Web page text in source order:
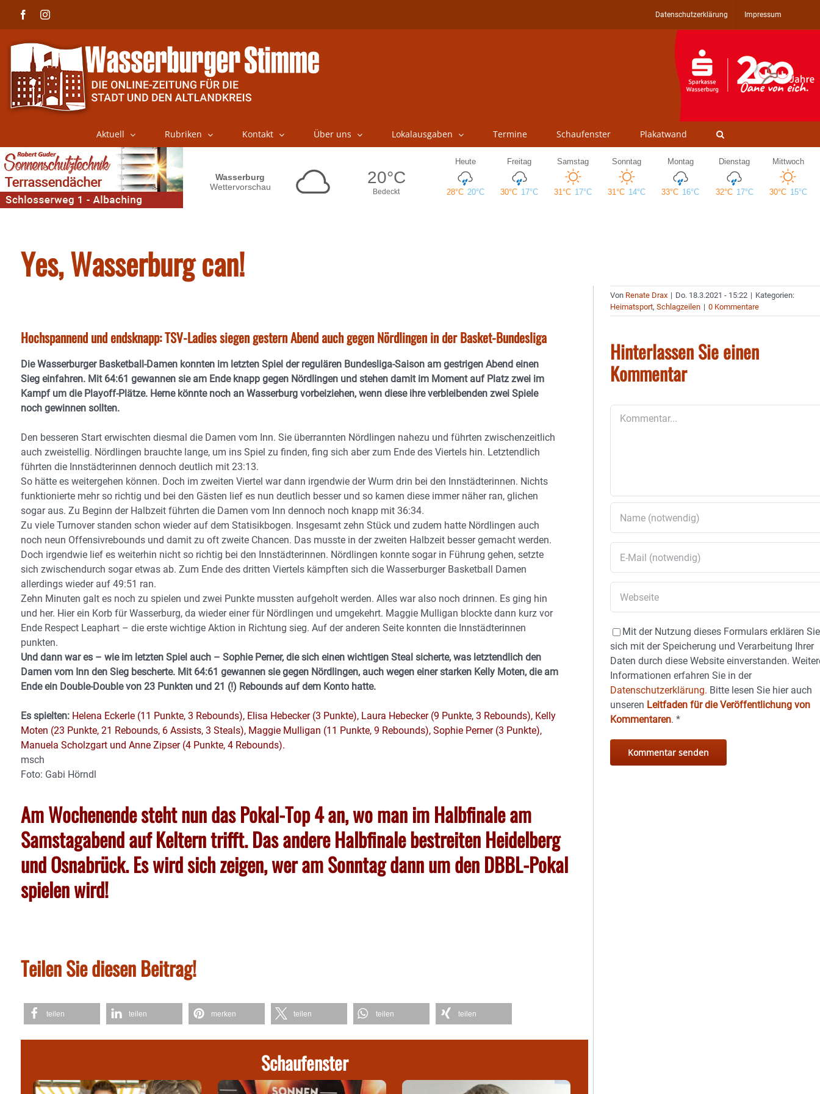
FacebookInstagram Datenschutzerklärung Impressum
Aktuell Rubriken Kontakt Über uns Lokalausgaben Termine Schaufenster Plakatwand
Yes, Wasserburg can!
Hochspannend und endsknapp: TSV-Ladies siegen gestern Abend auch gegen Nördlingen in der Basket-Bundesliga
Die Wasserburger Basketball-Damen konnten im letzten Spiel der regulären Bundesliga-Saison am gestrigen Abend einen
Sieg einfahren. Mit 64:61 gewannen sie am Ende knapp gegen Nördlingen und stehen damit im Moment auf Platz zwei im
Kampf um die Playoff-Plätze. Herne könnte noch an Wasserburg vorbeiziehen, wenn diese ihre verbleibenden zwei Spiele
noch gewinnen sollten.
Den besseren Start erwischten diesmal die Damen vom Inn. Sie überrannten Nördlingen nahezu und führten zwischenzeitlich
auch zweistellig. Nördlingen brauchte lange, um ins Spiel zu finden, fing sich aber zum Ende des Viertels hin. Letztendlich
führten die Innstädterinnen dennoch deutlich mit 23:13.
So hätte es weitergehen können. Doch im zweiten Viertel war dann irgendwie der Wurm drin bei den Innstädterinnen. Nichts
funktionierte mehr so richtig und bei den Gästen lief es nun deutlich besser und so kamen diese immer näher ran, glichen
sogar aus. Zu Beginn der Halbzeit führten die Damen vom Inn dennoch noch knapp mit 36:34.
Zu viele Turnover standen schon wieder auf dem Statisikbogen. Insgesamt zehn Stück und zudem hatte Nördlingen auch
noch neun Offensivrebounds und damit zu oft zweite Chancen. Das musste in der zweiten Halbzeit besser gemacht werden.
Doch irgendwie lief es weiterhin nicht so richtig bei den Innstädterinnen. Nördlingen konnte sogar in Führung gehen, setzte
sich zwischendurch sogar etwas ab. Zum Ende des dritten Viertels kämpften sich die Wasserburger Basketball Damen
allerdings wieder auf 49:51 ran.
Zehn Minuten galt es noch zu spielen und zwei Punkte mussten aufgeholt werden. Alles war also noch drinnen. Es ging hin
und her. Hier ein Korb für Wasserburg, da wieder einer für Nördlingen und umgekehrt. Maggie Mulligan blockte dann kurz vor
Ende Respect Leaphart – die erste wichtige Aktion in Richtung sieg. Auf der anderen Seite konnten die Innstädterinnen
punkten.
Und dann war es – wie im letzten Spiel auch – Sophie Perner, die sich einen wichtigen Steal sicherte, was letztendlich den
Damen vom Inn den Sieg bescherte. Mit 64:61 gewannen sie gegen Nördlingen, auch wegen einer starken Kelly Moten, die am
Ende ein Double-Double von 23 Punkten und 21 (!) Rebounds auf dem Konto hatte.
Es spielten: Helena Eckerle (11 Punkte, 3 Rebounds), Elisa Hebecker (3 Punkte), Laura Hebecker (9 Punkte, 3 Rebounds), Kelly
Moten (23 Punkte, 21 Rebounds, 6 Assists, 3 Steals), Maggie Mulligan (11 Punkte, 9 Rebounds), Sophie Perner (3 Punkte),
Manuela Scholzgart und Anne Zipser (4 Punkte, 4 Rebounds).
msch
Foto: Gabi Hörndl
Am Wochenende steht nun das Pokal-Top 4 an, wo man im Halbfinale am
Samstagabend auf Keltern trifft. Das andere Halbfinale bestreiten Heidelberg
und Osnabrück. Es wird sich zeigen, wer am Sonntag dann um den DBBL-Pokal
spielen wird!
Teilen Sie diesen Beitrag!
teilen teilen merken teilen teilen teilen
Schaufenster
Von Renate Drax | Do. 18.3.2021 - 15:22 | Kategorien:
Heimatsport,Schlagzeilen | 0 Kommentare
Hinterlassen Sie einen
Kommentar
Mit der Nutzung dieses Formulars erklären Sie
sich mit der Speicherung und Verarbeitung Ihrer
Daten durch diese Website einverstanden.
Informationen erfahren Sie in der
Datenschutzerklärung. Bitte lesen Sie hier auch
unseren Leitfaden für die Veröffentlichung von
Kommentaren.*